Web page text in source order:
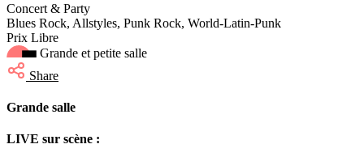
Concert & Party
Blues Rock, Allstyles, Punk Rock, World-Latin-Punk
Prix Libre
Grande et petite salle
Share
Grande salle
LIVE sur scène :